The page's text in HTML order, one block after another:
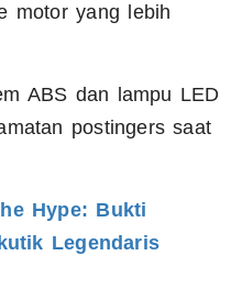
motor yang lebih
ABS dan lampu LED
postingers saat
Hype: Bukti
Legendaris